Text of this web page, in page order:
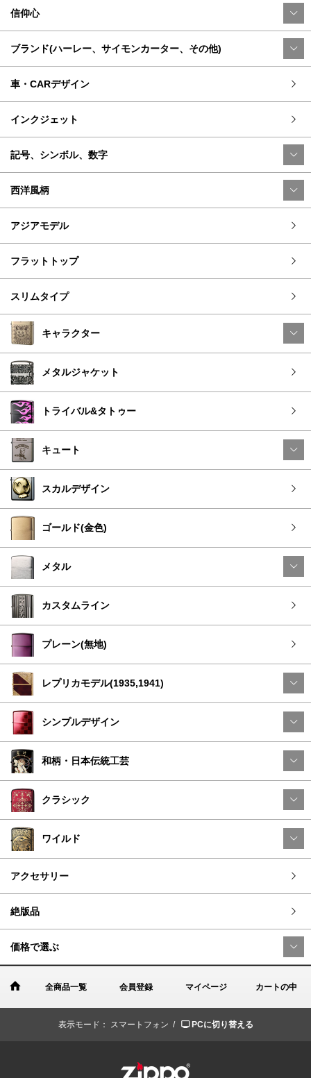
信仰心
ブランド(ハーレー、サイモンカーター、その他)
車・CARデザイン
インクジェット
記号、シンボル、数字
西洋風柄
アジアモデル
フラットトップ
スリムタイプ
キャラクター
メタルジャケット
トライバル&タトゥー
キュート
スカルデザイン
ゴールド(金色)
メタル
カスタムライン
プレーン(無地)
レプリカモデル(1935,1941)
シンプルデザイン
和柄・日本伝統工芸
クラシック
ワイルド
アクセサリー
絶版品
価格で選ぶ
全商品一覧 会員登録 マイページ カートの中
表示モード： スマートフォン / PCに切り替える